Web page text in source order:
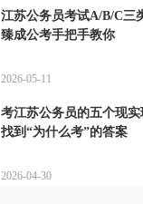
江苏公务员考试A/B/C三
臻成公考手把手教你
2026-05-11
考江苏公务员的五个现
找到“为什么考”的答案
2026-04-30